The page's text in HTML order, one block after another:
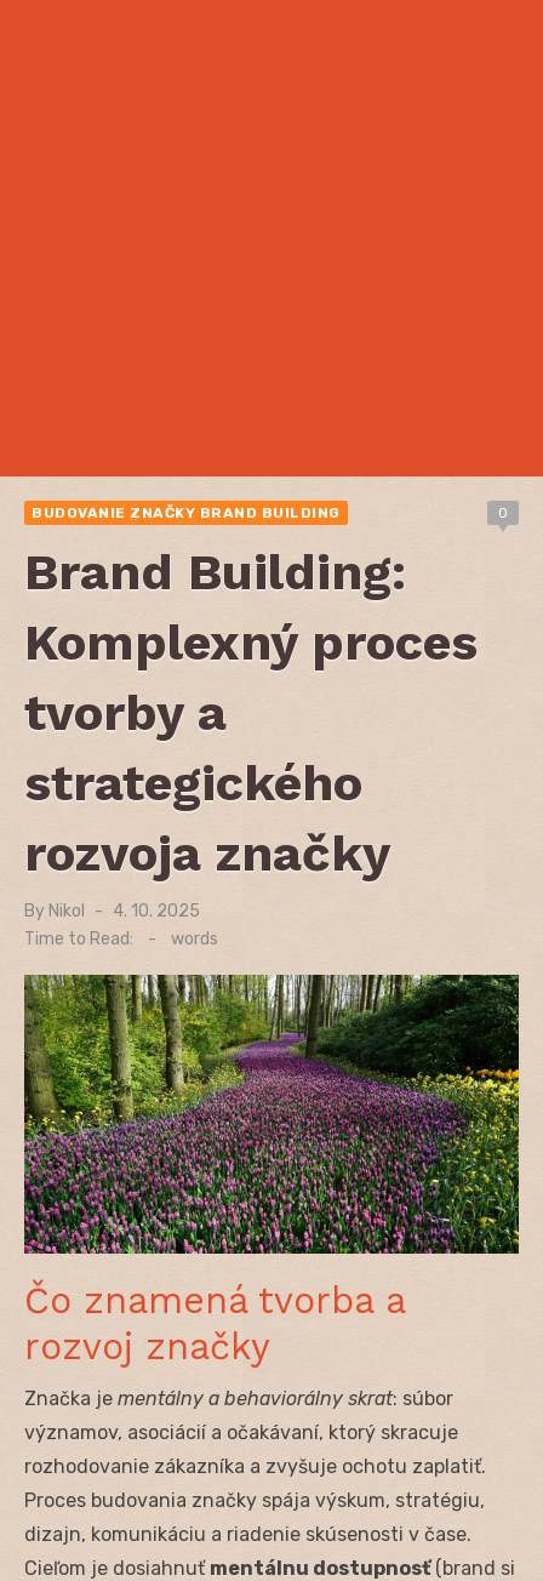
BUDOVANIE ZNAČKY BRAND BUILDING 0
Brand Building:
Komplexný proces
tvorby a
strategického
rozvoja značky
By Nikol
Posted
on
4. 10. 2025
Time to Read:
- words
Čo znamená tvorba a
rozvoj značky
Značka je mentálny a behaviorálny skrat: súbor
významov, asociácií a očakávaní, ktorý skracuje
rozhodovanie zákazníka a zvyšuje ochotu zaplatiť.
Proces budovania značky spája výskum, stratégiu,
dizajn, komunikáciu a riadenie skúsenosti v čase.
Cieľom je dosiahnuť mentálnu dostupnosť(brand si